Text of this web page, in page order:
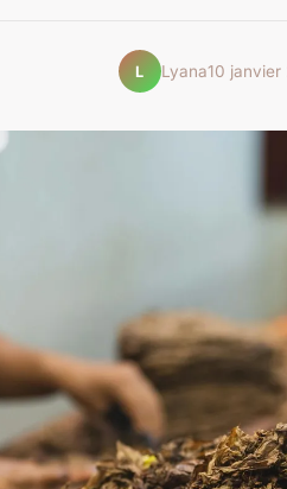
L Lyana10 janvier